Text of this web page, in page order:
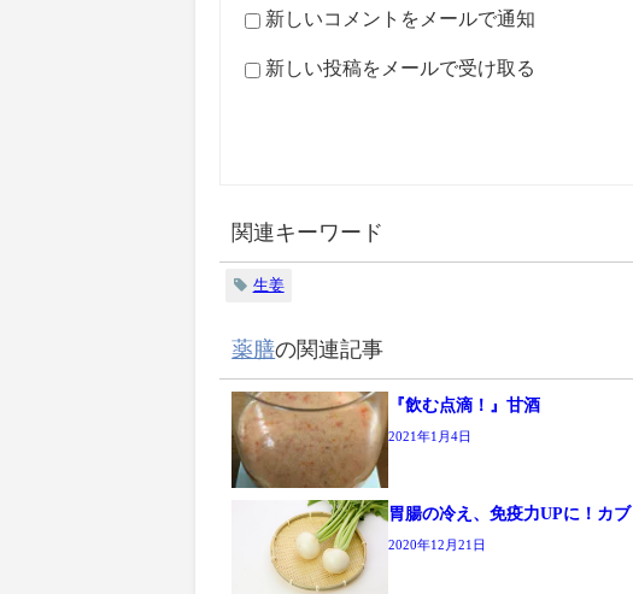
新しいコメントをメールで通知
新しい投稿をメールで受け取る
関連キーワード
生姜
薬膳の関連記事
『飲む点滴！』甘酒
2021年1月4日
胃腸の冷え、免疫力UPに！カブ
2020年12月21日